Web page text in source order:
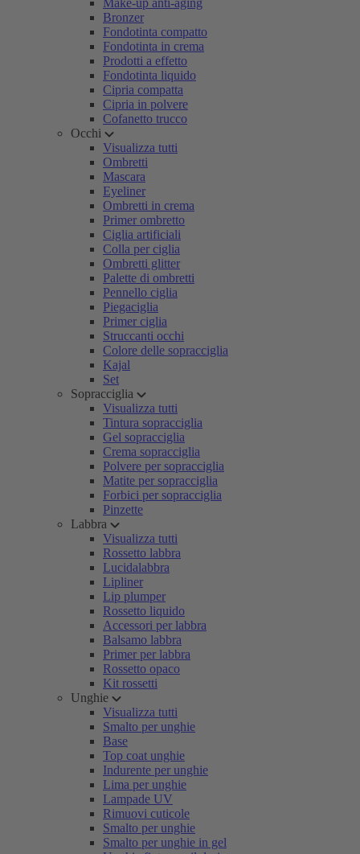
Make-up anti-aging
Bronzer
Fondotinta compatto
Fondotinta in crema
Prodotti a effetto
Fondotinta liquido
Cipria compatta
Cipria in polvere
Cofanetto trucco
Occhi
Visualizza tutti
Ombretti
Mascara
Eyeliner
Ombretti in crema
Primer ombretto
Ciglia artificiali
Colla per ciglia
Ombretti glitter
Palette di ombretti
Pennello ciglia
Piegaciglia
Primer ciglia
Struccanti occhi
Colore delle sopracciglia
Kajal
Set
Sopracciglia
Visualizza tutti
Tintura sopracciglia
Gel sopracciglia
Crema sopracciglia
Polvere per sopracciglia
Matite per sopracciglia
Forbici per sopracciglia
Pinzette
Labbra
Visualizza tutti
Rossetto labbra
Lucidalabbra
Lipliner
Lip plumper
Rossetto liquido
Accessori per labbra
Balsamo labbra
Primer per labbra
Rossetto opaco
Kit rossetti
Unghie
Visualizza tutti
Smalto per unghie
Base
Top coat unghie
Indurente per unghie
Lima per unghie
Lampade UV
Rimuovi cuticole
Smalto per unghie
Smalto per unghie in gel